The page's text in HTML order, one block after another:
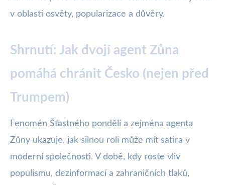
v oblasti osvěty, popularizace a důvěry.
Shrnutí: Jak dvojí agent Zůna
pomáhá chránit Česko (nejen před
Trumpem)
Fenomén Šťastného pondělí a zejména agenta
Zůny ukazuje, jak silnou roli může mít satira v
moderní společnosti. V době, kdy roste vliv
populismu, dezinformací a zahraničních tlaků,